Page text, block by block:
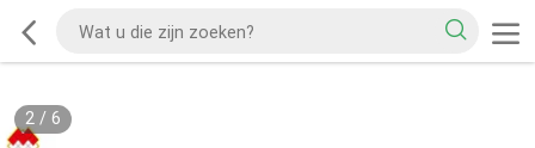
2/ 6